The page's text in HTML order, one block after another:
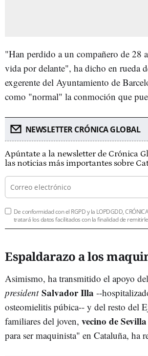
"Han perdido a un compañero de 28
vida por delante", ha dicho en rueda
exgerente del Ayuntamiento de
como "normal" la conmoción que
NEWSLETTER CRÓNICA GLOBAL
Apúntate a la newsletter de Crónica
las noticias más importantes sobre
De conformidad con el RGPD y la LOPDGDD,
tratará los datos facilitados con la finalidad de
Espaldarazo a los
Asimismo, ha transmitido el apoyo del
president Salvador Illa --
osteomielitis púbica-- y del resto del
familiares del joven, vecino de Sevilla
para ser maquinista" en Cataluña, ha